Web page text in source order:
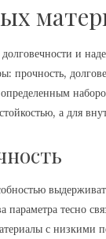
долговечности и
а для
параметра тесно
с